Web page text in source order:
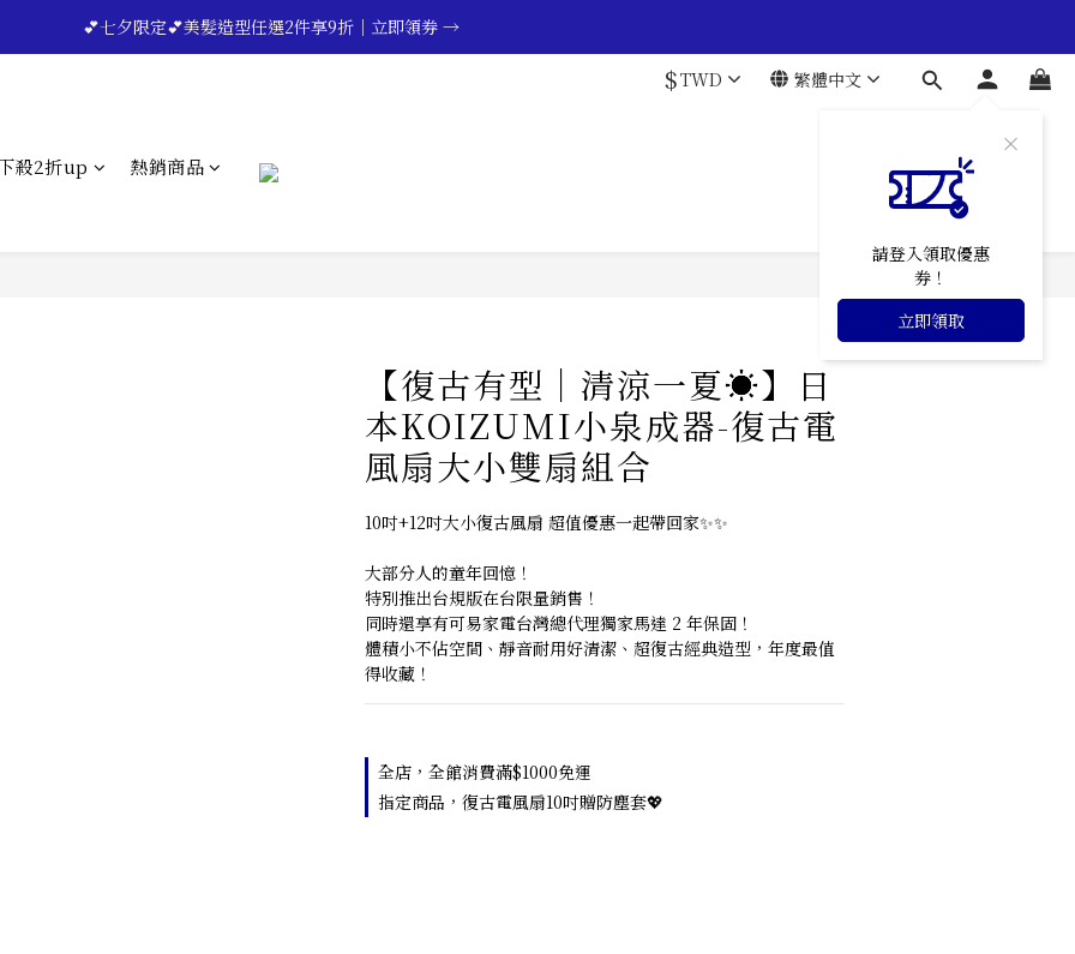
🔥💪My Superdad😍｜全館領券享9折｜立即領券 →
💕七夕限定💕美髮造型任選2件享9折｜立即領券 →
$TWD 繁體中文
請登入領取優惠
券！
立即領取
殺2折up 熱銷商品
【復古有型｜清涼一夏☀】日
本KOIZUMI小泉成器-復古電
風扇大小雙扇組合
10吋+12吋大小復古風扇 超值優惠一起帶回家✨✨
大部分人的童年回憶！
特別推出台規版在台限量銷售！
同時還享有可易家電台灣總代理獨家馬達 2 年保固！
體積小不佔空間、靜音耐用好清潔、超復古經典造型，年度最值
得收藏！
全店，全館消費滿$1000免運
指定商品，復古電風扇10吋贈防塵套💖